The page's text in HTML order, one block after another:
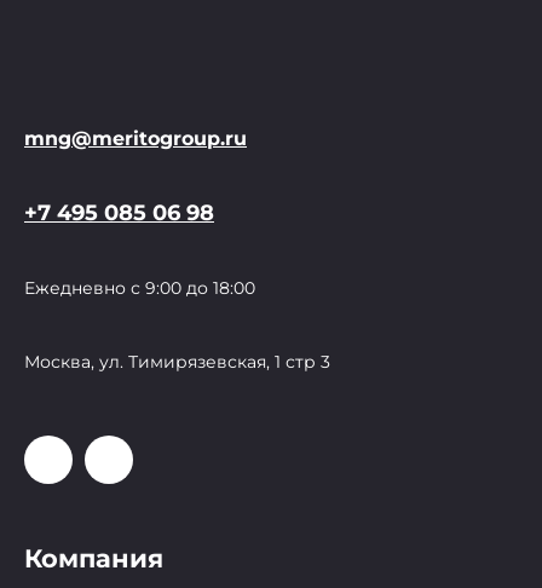
mng@meritogroup.ru
+7 495 085 06 98
Ежедневно с 9:00 до 18:00
Москва, ул. Тимирязевская, 1 стр 3
Компания